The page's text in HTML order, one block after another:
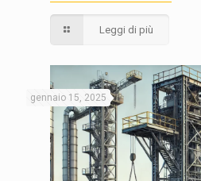
Leggi di più
gennaio 15, 2025